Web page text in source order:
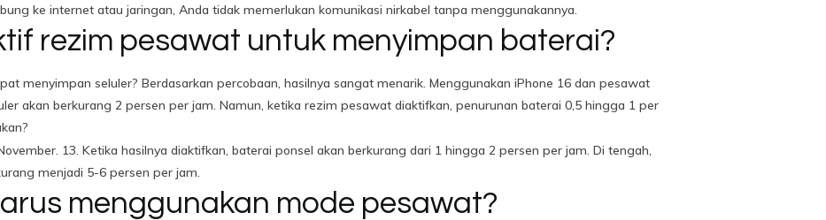
ke internet atau jaringan, Anda tidak memerlukan komunikasi nirkabel tanpa menggunakannya.
rezim pesawat untuk menyimpan baterai?
menyimpan seluler? Berdasarkan percobaan, hasilnya sangat menarik. Menggunakan iPhone 16 dan pesawat
akan berkurang 2 persen per jam. Namun, ketika rezim pesawat diaktifkan, penurunan baterai 0,5 hingga 1 per
13. Ketika hasilnya diaktifkan, baterai ponsel akan berkurang dari 1 hingga 2 persen per jam. Di tengah,
menjadi 5-6 persen per jam.
menggunakan mode pesawat?